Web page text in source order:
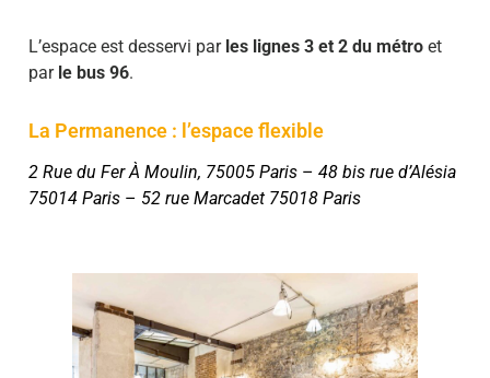
L’espace est desservi par les lignes 3 et 2 du métro et
par le bus 96.
La Permanence : l’espace flexible
2 Rue du Fer À Moulin, 75005 Paris – 48 bis rue d’Alésia
75014 Paris – 52 rue Marcadet 75018 Paris